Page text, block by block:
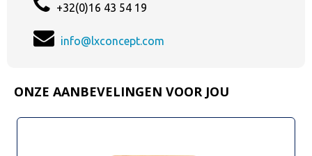
+32(0)16 43 54 19
info@lxconcept.com
ONZE AANBEVELINGEN VOOR JOU